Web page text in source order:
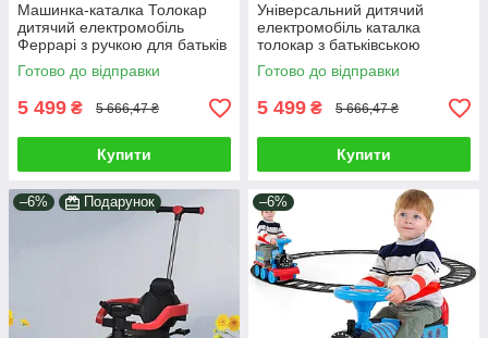
Машинка-каталка Толокар
дитячий електромобіль
Феррарі з ручкою для батьків
дівчинці Захист від падіння
Акційна доставка
Готово до відправки
5 499 ₴ 5 666,47 ₴
Купити
Універсальний дитячий
електромобіль каталка
толокар з батьківською
ручкою для хлопчика і
дівчинки Світло музика Акція
Готово до відправки
5 499 ₴ 5 666,47 ₴
Купити
–6% Подарунок –6%